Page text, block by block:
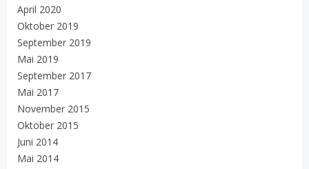
April 2020
Oktober 2019
September 2019
Mai 2019
September 2017
Mai 2017
November 2015
Oktober 2015
Juni 2014
Mai 2014